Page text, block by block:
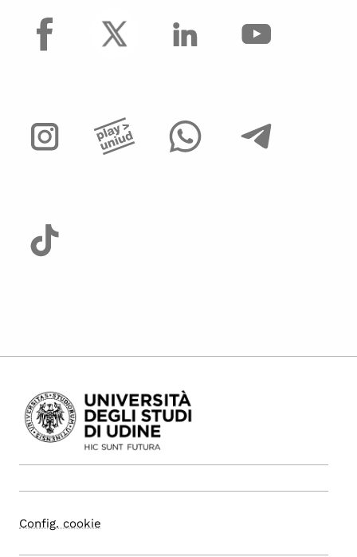
facebook
Config. cookie